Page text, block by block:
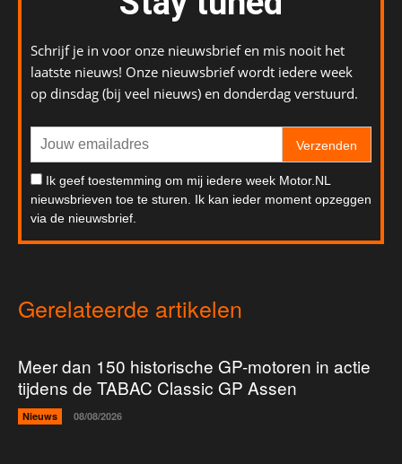
Schrijf je in voor onze nieuwsbrief en mis nooit het
laatste nieuws! Onze nieuwsbrief wordt iedere week
op dinsdag (bij veel nieuws) en donderdag verstuurd.
Verzenden
Ik geef toestemming om mij iedere week Motor.NL
nieuwsbrieven toe te sturen. Ik kan ieder moment opzeggen
via de nieuwsbrief.
Gerelateerde artikelen
Meer dan 150 historische GP-motoren in actie
tijdens de TABAC Classic GP Assen
Nieuws 08/08/2026